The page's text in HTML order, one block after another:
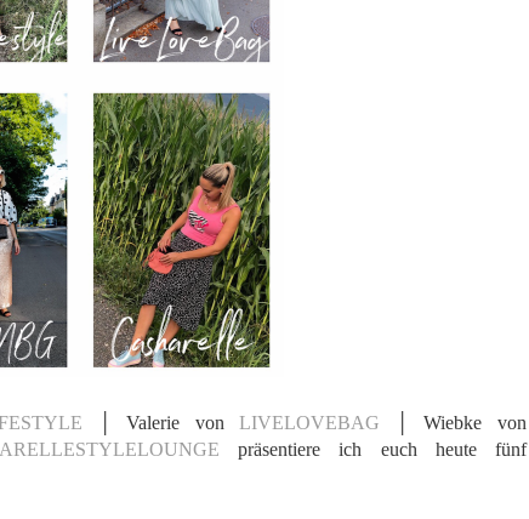
│ Valerie vonLIVELOVEBAG │ Wiebke von
präsentiere ich euch heute fünf